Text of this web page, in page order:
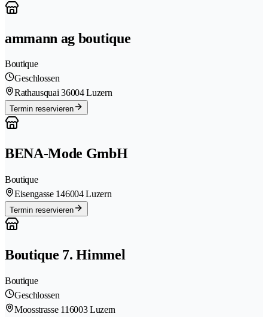
ammann ag boutique
Boutique
Geschlossen
Rathausquai 36004 Luzern
Termin reservieren
BENA-Mode GmbH
Boutique
Eisengasse 146004 Luzern
Termin reservieren
Boutique 7. Himmel
Boutique
Geschlossen
Moosstrasse 116003 Luzern